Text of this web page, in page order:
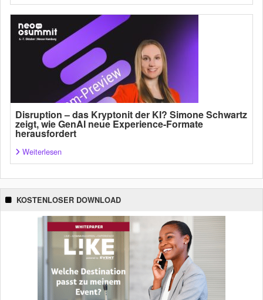
Disruption – das Kryptonit der KI? Simone Schwartz
zeigt, wie GenAI neue Experience-Formate
herausfordert
Weiterlesen
KOSTENLOSER DOWNLOAD